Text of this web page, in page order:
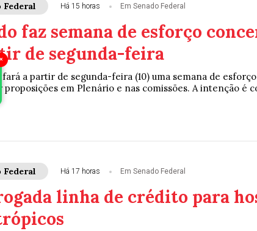
×
Federal Há 15 horas Em Senado Federal
faz semana de esforço
de segunda-feira
fará a partir de segunda-feira (10) uma semana de
proposições em Plenário e nas comissões. A intenção é
Federal Há 17 horas Em Senado Federal
linha de crédito para